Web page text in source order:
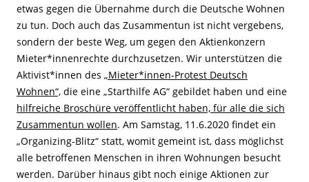
etwas gegen die Übernahme durch die Deutsche Wohnen
zu tun. Doch auch das Zusammentun ist nicht vergebens,
sondern der beste Weg, um gegen den Aktienkonzern
Mieter*innenrechte durchzusetzen. Wir unterstützen die
Aktivist*innen des „Mieter*innen-Protest Deutsch
Wohnen“, die eine „Starthilfe AG“ gebildet haben und eine
hilfreiche Broschüre veröffentlicht haben, für alle die sich
Zusammentun wollen. Am Samstag, 11.6.2020 findet ein
„Organizing-Blitz“ statt, womit gemeint ist, dass möglichst
alle betroffenen Menschen in ihren Wohnungen besucht
werden. Darüber hinaus gibt noch einige Aktionen zur